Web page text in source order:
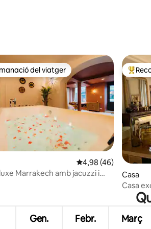
recomanacions dels viatgers
del viatger
4,98 de puntuació
4,98 (46)
Marrakech amb jacuzzi i
Casa
Casa
Gen. Febr. Març